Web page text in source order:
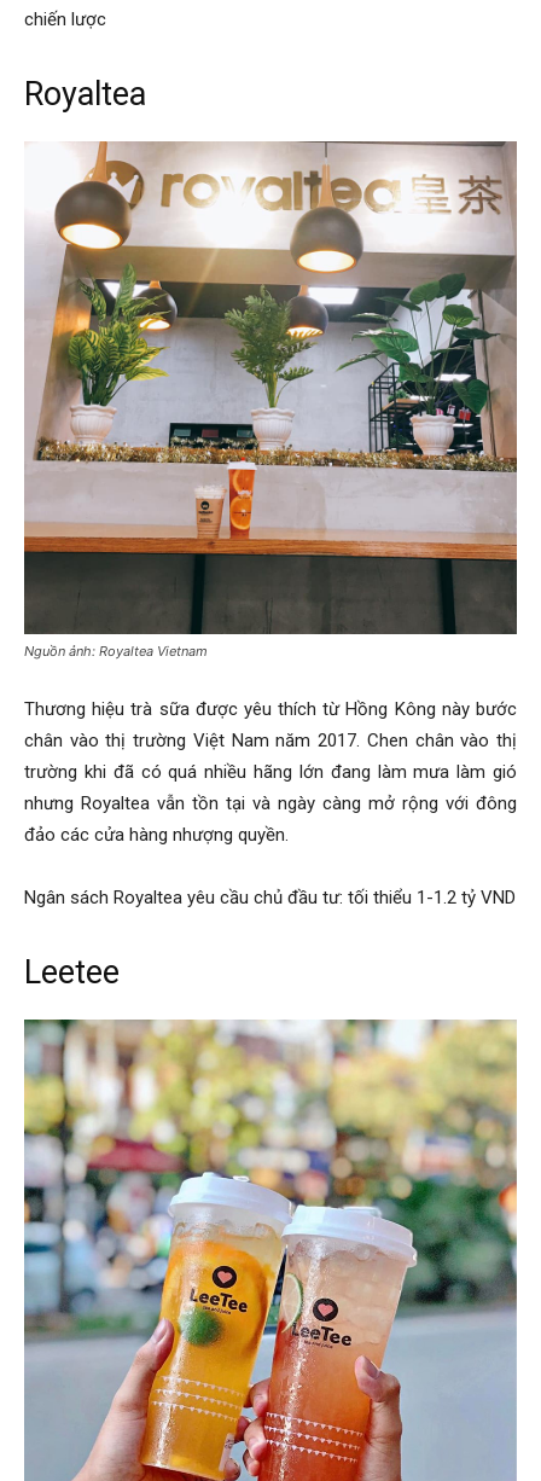
chiến lược
Royaltea
Nguồn ảnh: Royaltea Vietnam
Thương hiệu trà sữa được yêu thích từ Hồng Kông này bước
chân vào thị trường Việt Nam năm 2017. Chen chân vào thị
trường khi đã có quá nhiều hãng lớn đang làm mưa làm gió
nhưng Royaltea vẫn tồn tại và ngày càng mở rộng với đông
đảo các cửa hàng nhượng quyền.
Ngân sách Royaltea yêu cầu chủ đầu tư: tối thiểu 1-1.2 tỷ VND
Leetee